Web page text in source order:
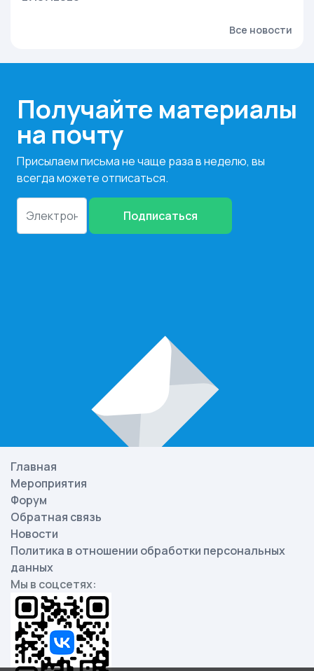
Все новости
Получайте материалы
на почту
Присылаем письма не чаще раза в неделю, вы
всегда можете отписаться.
Подписаться
Главная
Мероприятия
Форум
Обратная связь
Новости
Политика в отношении обработки персональных
данных
Мы в соцсетях: